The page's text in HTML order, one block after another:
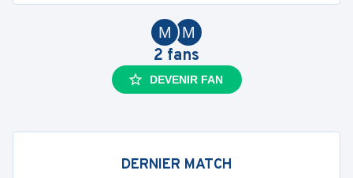
M
M
2 fans
DEVENIR FAN
DERNIER MATCH